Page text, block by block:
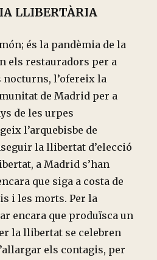
LLIBERTÀRIA
és la pandèmia de la
els restauradors per a
l’ofereix la
de Madrid per a
de les urpes
l’arquebisbe de
la llibertat d’elecció
a Madrid s’han
que siga a costa de
i les morts. Per la
encara que produïsca un
la llibertat se celebren
els contagis, per